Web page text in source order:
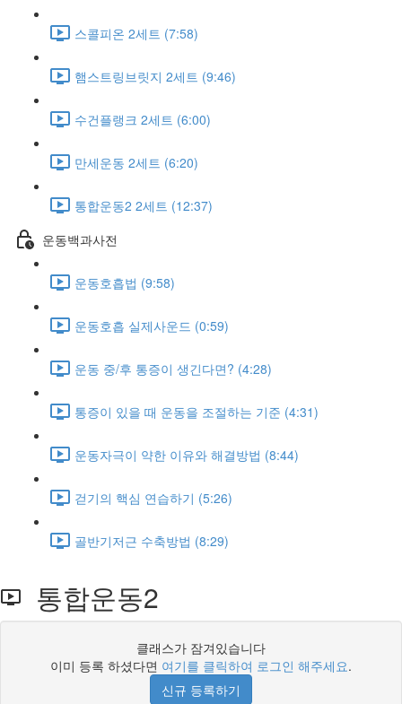
스콜피온 2세트 (7:58)
햄스트링브릿지 2세트 (9:46)
수건플랭크 2세트 (6:00)
만세운동 2세트 (6:20)
통합운동2 2세트 (12:37)
운동백과사전
운동호흡법 (9:58)
운동호흡 실제사운드 (0:59)
운동 중/후 통증이 생긴다면? (4:28)
통증이 있을 때 운동을 조절하는 기준 (4:31)
운동자극이 약한 이유와 해결방법 (8:44)
걷기의 핵심 연습하기 (5:26)
골반기저근 수축방법 (8:29)
통합운동2
클래스가 잠겨있습니다
이미 등록 하셨다면 여기를 클릭하여 로그인 해주세요.
신규 등록하기